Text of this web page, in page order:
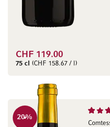
CHF 119.00
75 cl (CHF 158.67 / l)
20%